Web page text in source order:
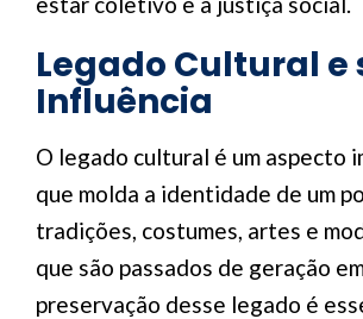
Legado Cultural e
Influência
O legado cultural é um aspecto
que molda a identidade de um
tradições, costumes, artes e
que são passados de geração
preservação desse legado é